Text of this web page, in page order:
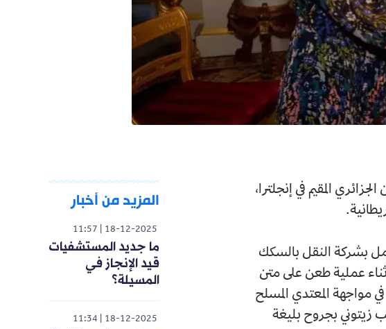
المقيم في إنجلترا،
بشركة النقل بالسكك
عملية طعن على متن
مواجهة المعتدي المسلح
زيتوني بجروح بليغة
المزيد من أخبار
18-12-2025
11:57
ما جديد المستشفيات
قيد الإنجاز في
المسيلة؟
18-12-2025
11:34